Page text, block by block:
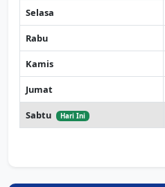
Selasa
Rabu
Kamis
Jumat
Sabtu Hari Ini